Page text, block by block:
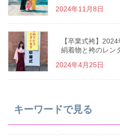
2024年11月8日
【卒業式袴】
絹着物と袴のレン
2024年4月25日
キーワードで見る